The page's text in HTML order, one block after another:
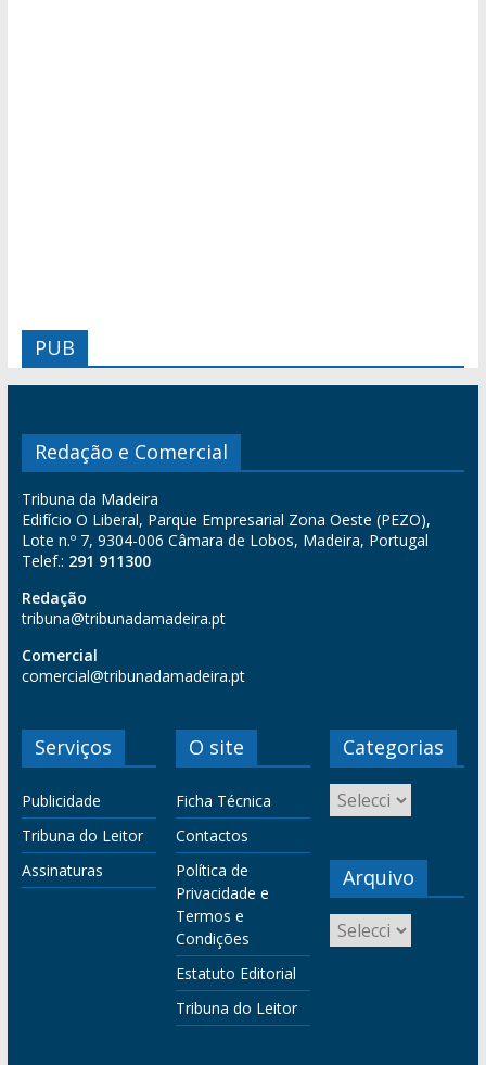
PUB
Redação e Comercial
Tribuna da Madeira
Edifício O Liberal, Parque Empresarial Zona Oeste (PEZO),
Lote n.º 7, 9304-006 Câmara de Lobos, Madeira, Portugal
Telef.: 291 911300
Redação
tribuna@tribunadamadeira.pt
Comercial
comercial@tribunadamadeira.pt
Serviços
Publicidade
Tribuna do Leitor
Assinaturas
O site
Ficha Técnica
Contactos
Política de
Privacidade e
Termos e
Condições
Estatuto Editorial
Tribuna do Leitor
Categorias
Arquivo